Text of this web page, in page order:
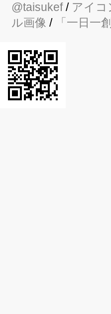
@taisukef/ アイコ
ル画像 / 「一日一